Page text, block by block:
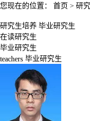
您现在的位置：
首页 > 研
研究生培养 毕业研究生
在读研究生
毕业研究生
teachers 毕业研究生